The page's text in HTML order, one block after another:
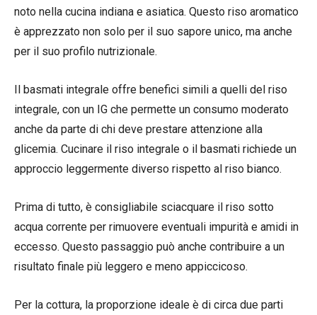
noto nella cucina indiana e asiatica. Questo riso aromatico
è apprezzato non solo per il suo sapore unico, ma anche
per il suo profilo nutrizionale.
Il basmati integrale offre benefici simili a quelli del riso
integrale, con un IG che permette un consumo moderato
anche da parte di chi deve prestare attenzione alla
glicemia. Cucinare il riso integrale o il basmati richiede un
approccio leggermente diverso rispetto al riso bianco.
Prima di tutto, è consigliabile sciacquare il riso sotto
acqua corrente per rimuovere eventuali impurità e amidi in
eccesso. Questo passaggio può anche contribuire a un
risultato finale più leggero e meno appiccicoso.
Per la cottura, la proporzione ideale è di circa due parti